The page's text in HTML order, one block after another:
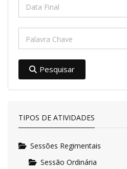
Pesquisar
TIPOS DE ATIVIDADES
Sessões Regimentais
Sessão Ordinária